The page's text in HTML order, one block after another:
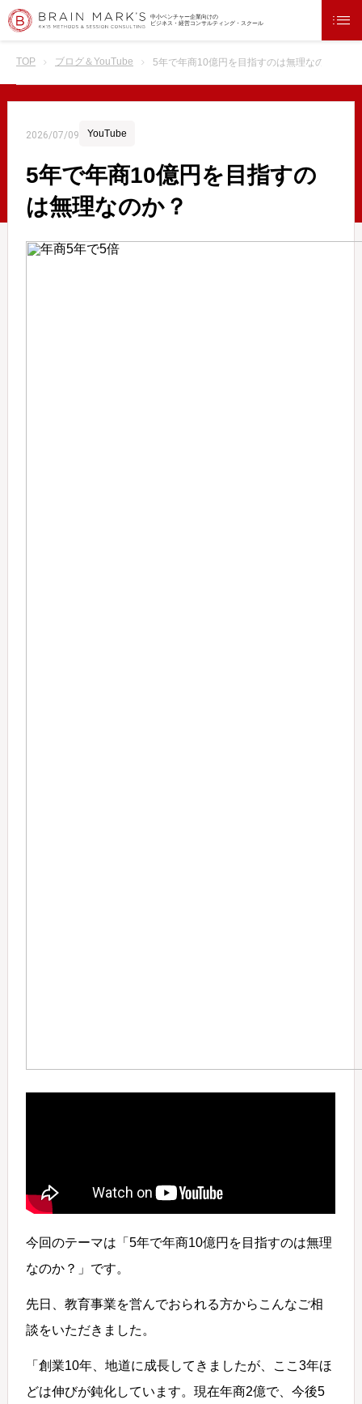
中小ベンチャー企業向けの
ビジネス・経営コンサルティング・スクール
TOP ブログ＆YouTube 5年で年商10億円を目指すのは無理なのか？
2026/07/09 YouTube
5年で年商10億円を目指すの
は無理なのか？
今回のテーマは「5年で年商10億円を目指すのは無理
なのか？」です。
先日、教育事業を営んでおられる方からこんなご相
談をいただきました。
「創業10年、地道に成長してきましたが、ここ3年ほ
どは伸びが鈍化しています。現在年商2億で、今後5